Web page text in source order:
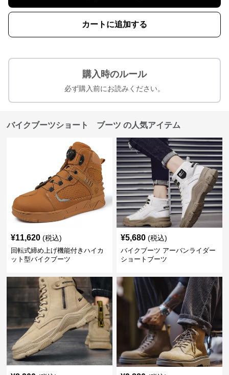
カートに追加する
購入時のルール
必ず購入前にお読みください。
バイクブーツショート ブーツ の人気アイテム
¥11,620 (税込)
回転式締め上げ機能付きハイカ
ット型バイクブーツ
¥5,680 (税込)
バイクブーツ アーバンライダー
ショートブーツ